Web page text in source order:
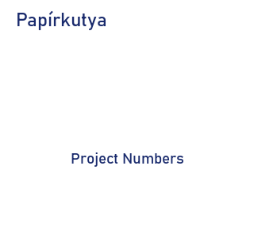
Papírkutya
Project Numbers